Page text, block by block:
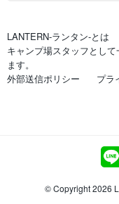
LANTERN-ランタン-とは
キャンプ場スタッフとし
ます。
外部送信ポリシー
プラ
© Copyright 2026